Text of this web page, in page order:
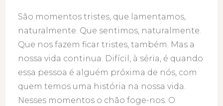
São momentos tristes, que lamentamos,
naturalmente. Que sentimos, naturalmente.
Que nos fazem ficar tristes, também. Mas a
nossa vida continua. Difícil, à séria, é quando
essa pessoa é alguém próxima de nós, com
quem temos uma história na nossa vida.
Nesses momentos o chão foge-nos. O